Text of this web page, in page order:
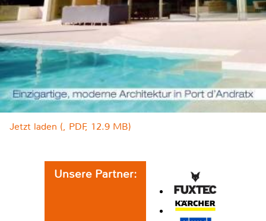
Jetzt laden (, PDF, 12.9 MB)
Unsere Partner: